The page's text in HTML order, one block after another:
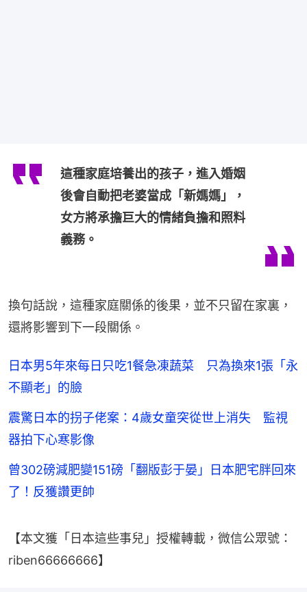
這種家庭培養出的孩子，進入婚姻
後會自動把老婆當成「新媽媽」，
女方將承擔巨大的情緒負擔和照料
義務。
換句話說，這種家庭關係的後果，並不只留在家裏，
還將影響到下一段關係。
日本男5年來每日只吃1餐急凍蔬菜 只為換來1張「永
不顯老」的臉
震驚日本的拐子佬案：4歲女童突從世上消失 監視
器拍下心寒影像
曾302磅減肥變151磅「翻版彭于晏」日本肥宅胖回來
了！反獲讚更帥
【本文獲「日本這些事兒」授權轉載，微信公眾號：
riben66666666】